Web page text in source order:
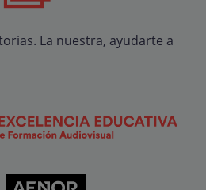
La nuestra, ayudarte a